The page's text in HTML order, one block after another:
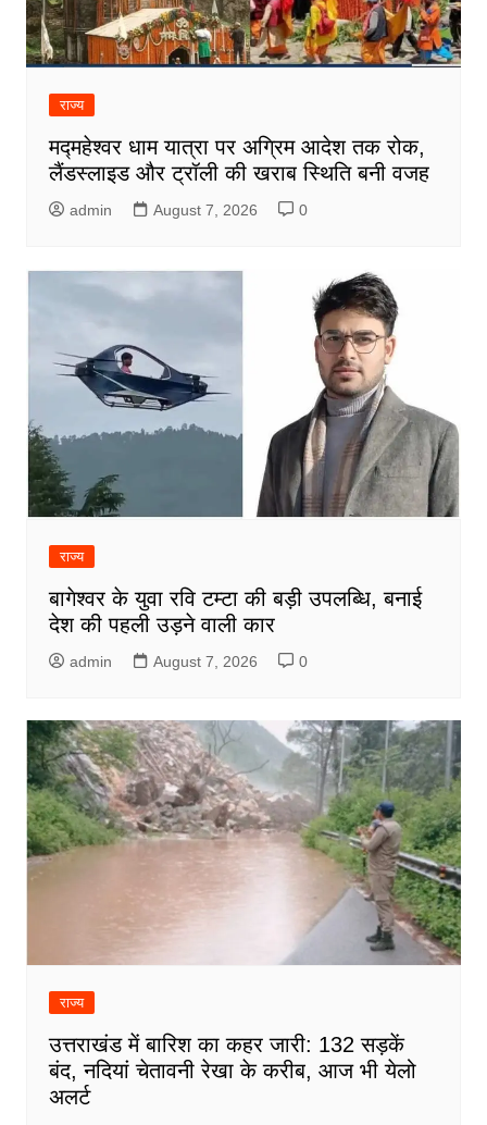
राज्य
मद्महेश्वर धाम यात्रा पर अग्रिम आदेश तक रोक,
लैंडस्लाइड और ट्रॉली की खराब स्थिति बनी वजह
admin August 7, 2026 0
राज्य
बागेश्वर के युवा रवि टम्टा की बड़ी उपलब्धि, बनाई
देश की पहली उड़ने वाली कार
admin August 7, 2026 0
राज्य
उत्तराखंड में बारिश का कहर जारी: 132 सड़कें
बंद, नदियां चेतावनी रेखा के करीब, आज भी येलो
अलर्ट